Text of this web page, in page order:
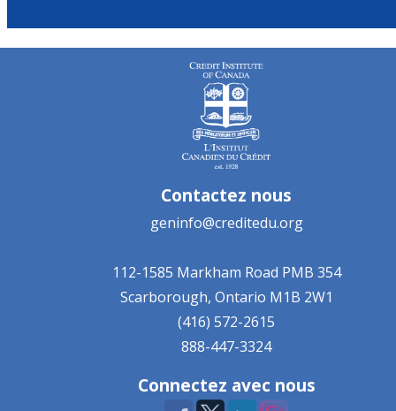
Contactez nous
geninfo@creditedu.org
112-1585 Markham Road PMB 354
Scarborough, Ontario M1B 2W1
(416) 572-2615
888-447-3324
Connectez avec nous